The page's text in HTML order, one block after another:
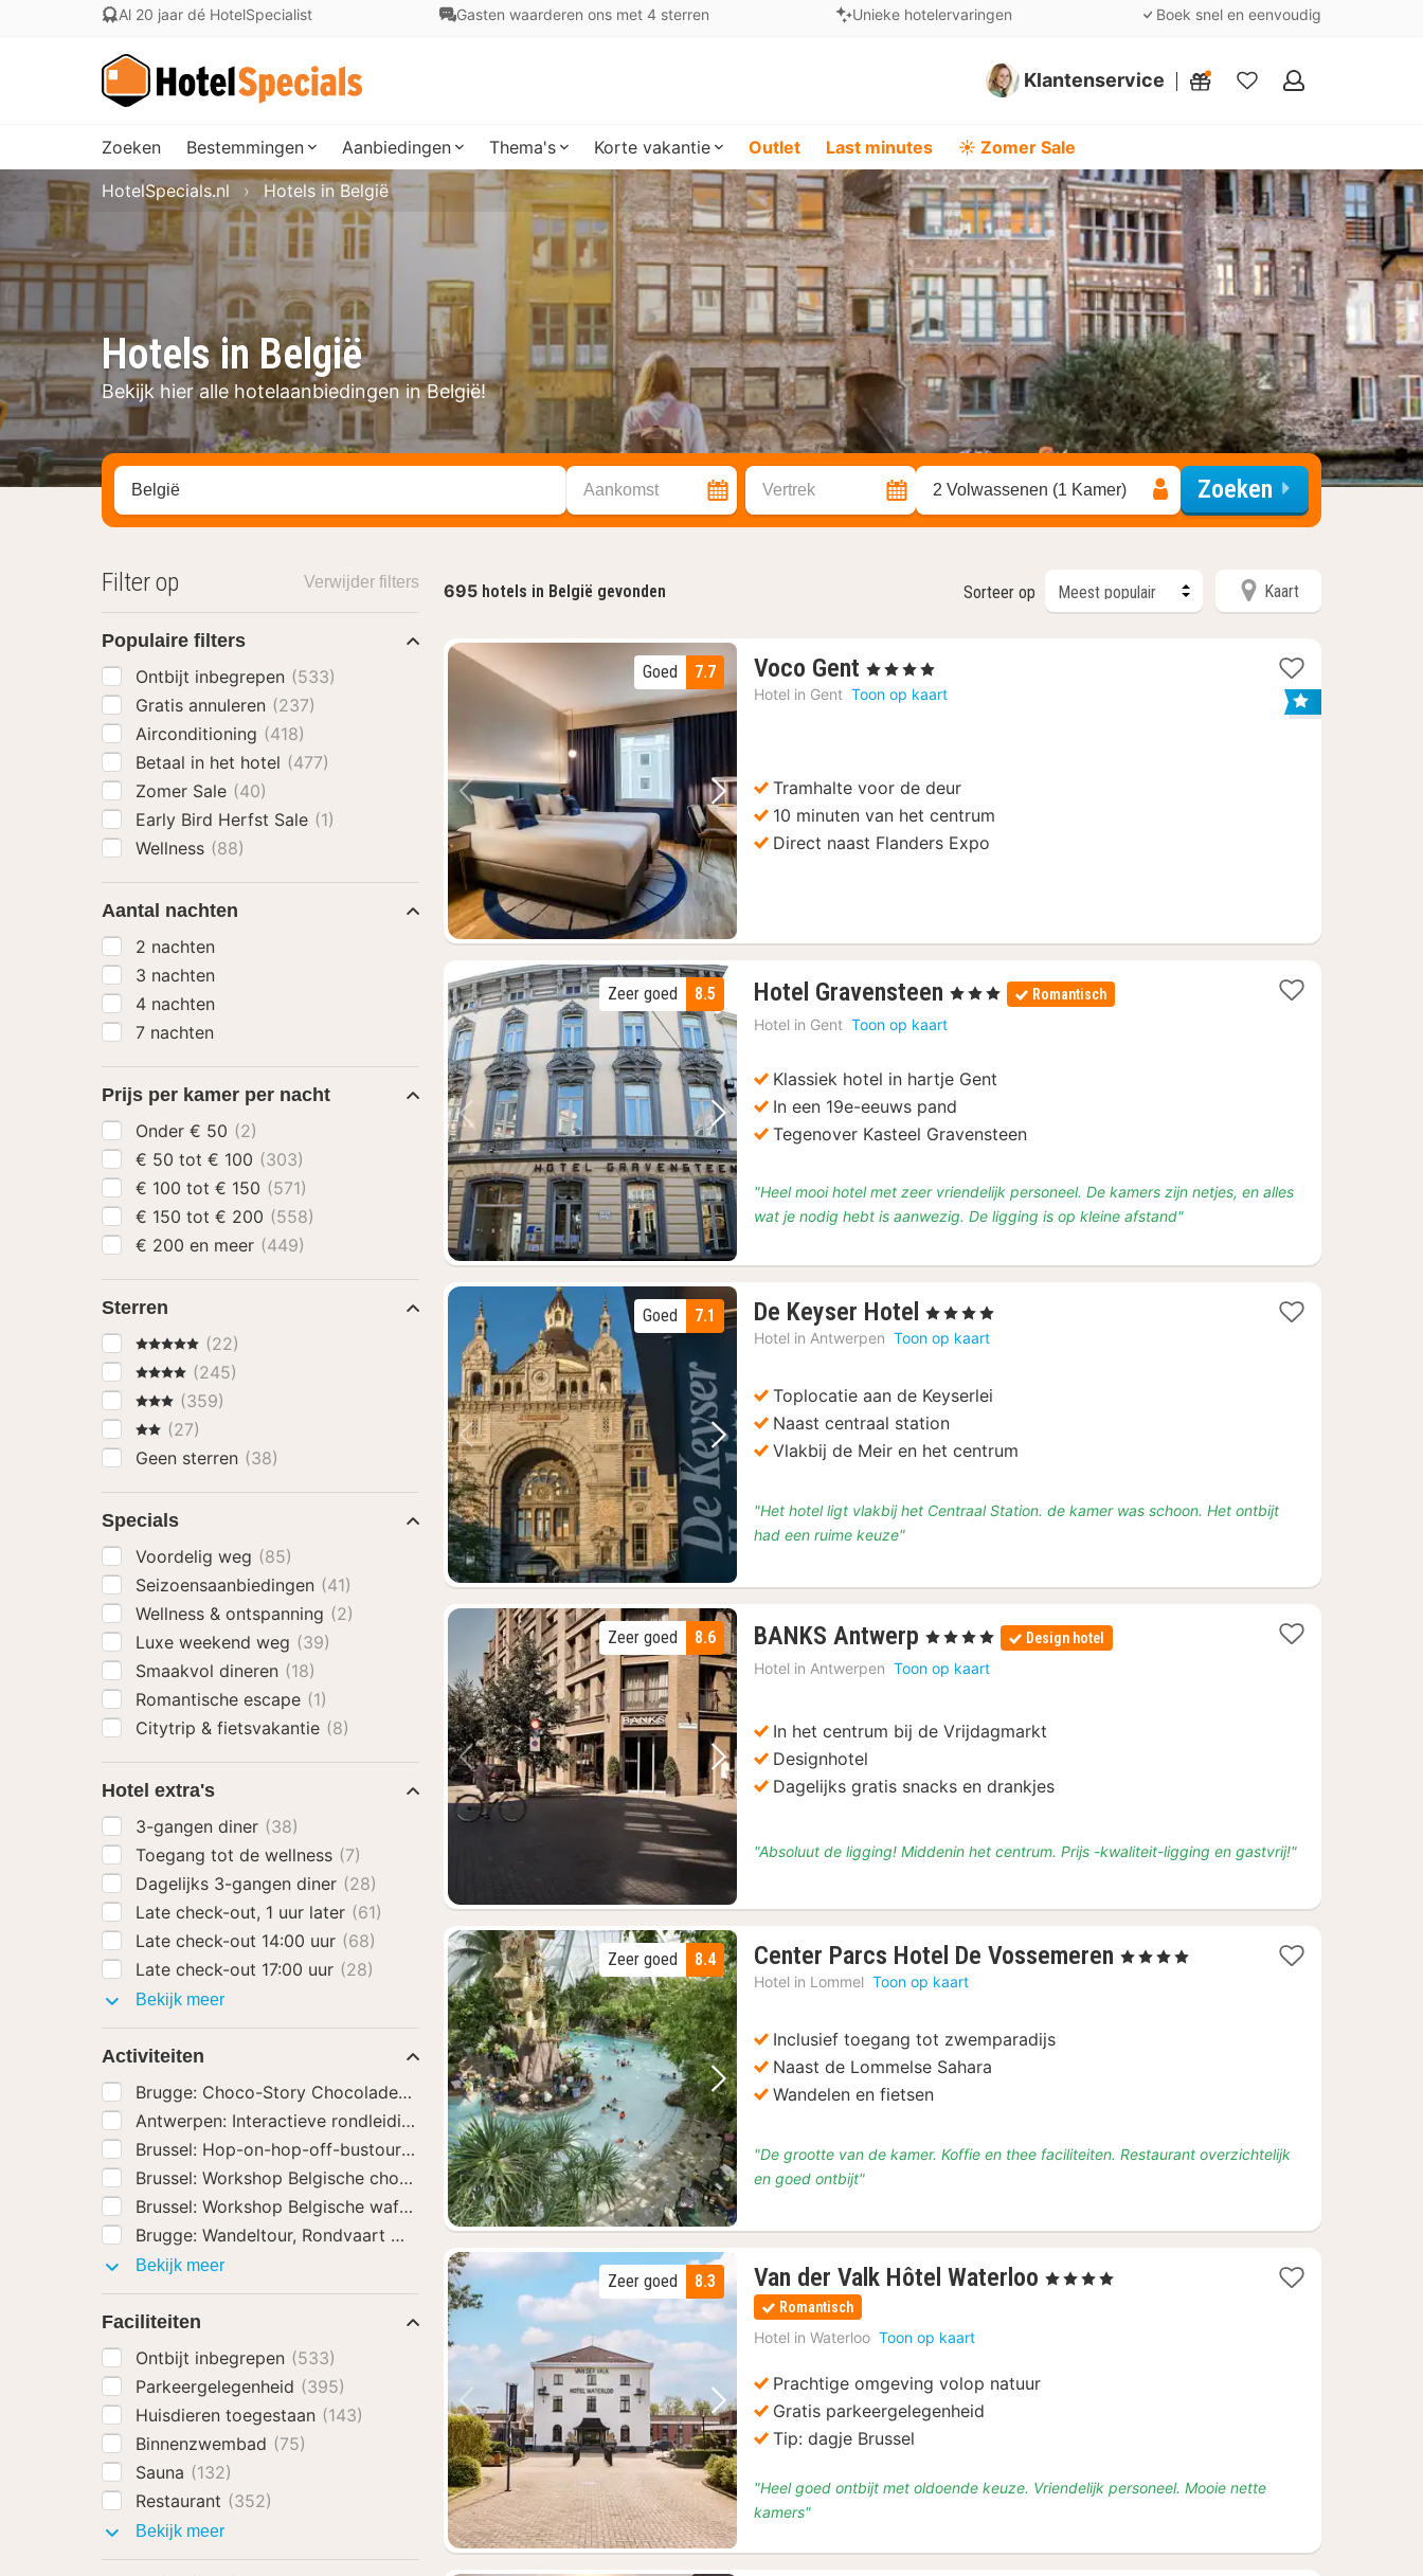
Al 20 jaar dé HotelSpecialist Gasten waarderen ons met 4 sterren Unieke hotelervaringen Boek snel en eenvoudig
Klantenservice
Mijn
Zoeken Bestemmingen Aanbiedingen Thema's Korte vakantie Outlet Last minutes ☀️ Zomer Sale
Hotels in België
Bekijk hier alle hotelaanbiedingen in België!
HotelSpecials.nl Hotels in België
Zoek op hotel, regio of stad Aankomst Vertrek 2 Volwassenen (1 Kamer) Zoeken
695 hotels in België gevonden Sorteer op Kaart
Vorige foto Volgende foto
7.7
Goed Voco Gent 1
nacht
, 4 Sterren
Hotel in Gent Toon op kaart
Tramhalte voor de deur
10 minuten van het centrum
Direct naast Flanders Expo
Vorige foto Volgende foto
8.5
Zeer goed Hotel Gravensteen 1
109
, 3 Sterren Romantisch
Hotel in Gent Toon op kaart
Klassiek hotel in hartje Gent
In een 19e-eeuws pand
Tegenover Kasteel Gravensteen
"Heel mooi hotel met zeer vriendelijk personeel. De kamers zijn netjes, en alles
wat je nodig hebt is aanwezig. De ligging is op kleine afstand"
Vorige foto Volgende foto
7.1
Goed De Keyser Hotel 1
nacht
€
82,17
, 4 Sterren
Hotel in Antwerpen Toon op kaart
Toplocatie aan de Keyserlei
Naast centraal station
Vlakbij de Meir en het centrum
"Het hotel ligt vlakbij het Centraal Station. de kamer was schoon. Het ontbijt
had een ruime keuze"
Vorige foto Volgende foto
8.6
Zeer goed BANKS Antwerp 2
nachten
vanaf
115
, 4 Sterren Design hotel
Hotel in Antwerpen Toon op kaart
In het centrum bij de Vrijdagmarkt
Designhotel
Dagelijks gratis snacks en drankjes
"Absoluut de ligging! Middenin het centrum. Prijs -kwaliteit-ligging en gastvrij!"
Vorige foto Volgende foto
8.4
Zeer goed Center Parcs Hotel De Vossemeren 1
, 4 Sterren
Hotel in Lommel Toon op kaart
Inclusief toegang tot zwemparadijs
Naast de Lommelse Sahara
Wandelen en fietsen
"De grootte van de kamer. Koffie en thee faciliteiten. Restaurant overzichtelijk
en goed ontbijt"
Vorige foto Volgende foto
8.3
Zeer goed Van der Valk Hôtel Waterloo 1
, 4 Sterren
Romantisch
Hotel in Waterloo Toon op kaart
Prachtige omgeving volop natuur
Gratis parkeergelegenheid
Tip: dagje Brussel
"Heel goed ontbijt met oldoende keuze. Vriendelijk personeel. Mooie nette
kamers"
Filter op Verwijder filters
Populaire filters
Ontbijt inbegrepen (533)
Gratis annuleren (237)
Airconditioning (418)
Betaal in het hotel (477)
Zomer Sale (40)
Early Bird Herfst Sale (1)
Wellness (88)
Aantal nachten
2 nachten
3 nachten
4 nachten
7 nachten
Prijs per kamer per nacht
Onder € 50 (2)
€ 50 tot € 100 (303)
€ 100 tot € 150 (571)
€ 150 tot € 200 (558)
€ 200 en meer (449)
Sterren
5 Sterren(22)
4 Sterren(245)
3 Sterren
(359)
2 Sterren
(27)
Geen sterren (38)
Specials
Voordelig weg (85)
Seizoensaanbiedingen (41)
Wellness & ontspanning (2)
Luxe weekend weg (39)
Smaakvol dineren (18)
Romantische escape (1)
Citytrip & fietsvakantie (8)
Hotel extra's
3-gangen diner (38)
Toegang tot de wellness (7)
Dagelijks 3-gangen diner (28)
Late check-out, 1 uur later (61)
Late check-out 14:00 uur (68)
Late check-out 17:00 uur (28)
Bekijk meerHotel
Activiteiten
Brugge: Choco-Story Chocolademuseum(70)
Antwerpen: Interactieve rondleiding Stadsbrouwerij De Koninck
(58)
Brussel: Hop-on-hop-off-bustour(116)
Brussel: Workshop Belgische chocolade maken met proeverijen(116)
Brussel: Workshop Belgische wafels maken met bierproeverij(116)
Brugge: Wandeltour, Rondvaart met Bierproeverij Optie(70)
Bekijk meerActiviteiten
Faciliteiten
Ontbijt inbegrepen (533)
Parkeergelegenheid (395)
Huisdieren toegestaan (143)
Binnenzwembad (75)
Sauna (132)
Restaurant (352)
Bekijk meerFaciliteiten